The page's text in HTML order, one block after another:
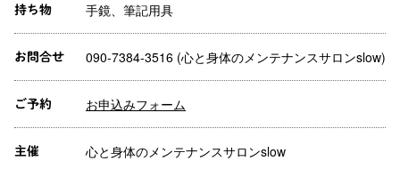
持ち物 手鏡、筆記用具
お問合せ 090-7384-3516 (心と身体のメンテナンスサロンslow)
ご予約 お申込みフォーム
主催 心と身体のメンテナンスサロンslow